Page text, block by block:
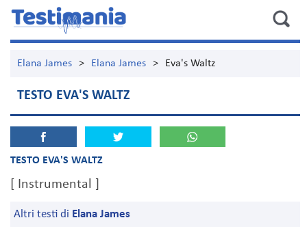
Elana James > Elana James > Eva's Waltz
TESTO EVA'S WALTZ
TESTO EVA'S WALTZ
[ Instrumental ]
Altri testi di Elana James